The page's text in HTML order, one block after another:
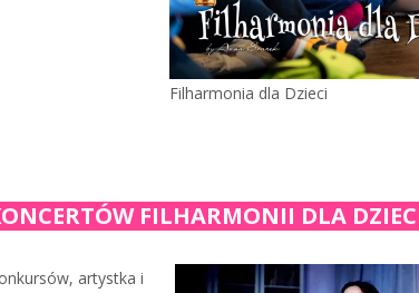
Filharmonia dla Dzieci
FILHARMONII DLA
artystka i